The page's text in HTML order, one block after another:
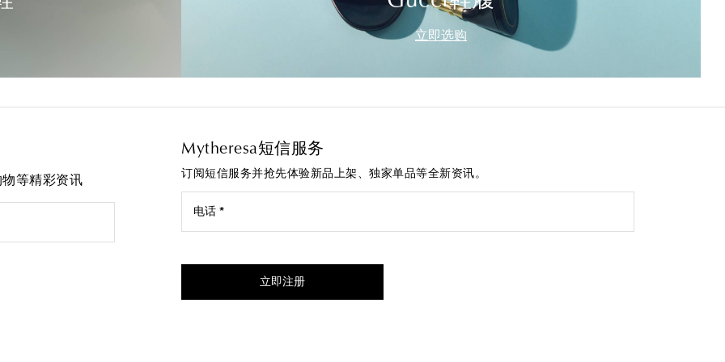
立即选购
等精彩资讯
Mytheresa短信服务
订阅短信服务并抢先体验新品上架、独家单品等全新资讯。
电话 *
立即注册